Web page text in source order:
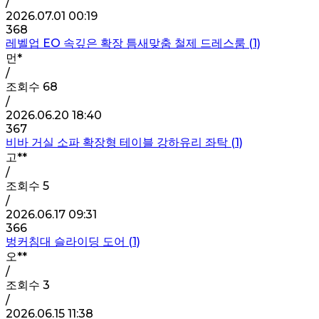
2026.07.01 00:19
368
레벨업 EO 속깊은 확장 틈새맞춤 철제 드레스룸 (1)
먼*
/
조회수 68
/
2026.06.20 18:40
367
비바 거실 소파 확장형 테이블 강하유리 좌탁 (1)
고**
/
조회수 5
/
2026.06.17 09:31
366
벙커침대 슬라이딩 도어 (1)
오**
/
조회수 3
/
2026.06.15 11:38